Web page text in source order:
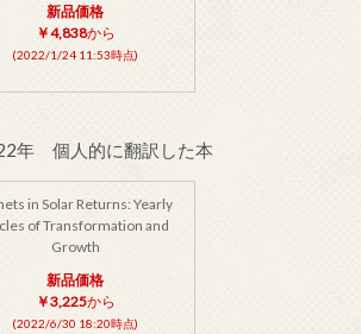
新品価格
￥4,838から
(2022/1/24 11:53時点)
年 個人的に翻訳した本
in Solar Returns: Yearly
of Transformation and
Growth
新品価格
￥3,225から
(2022/6/30 18:20時点)